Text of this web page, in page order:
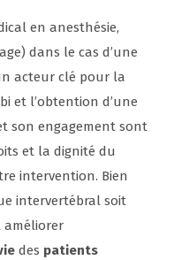
en anesthésie,
dans le cas d’une
acteur clé pour la
et l’obtention d’une
son engagement sont
et la dignité du
intervention. Bien
intervertébral soit
améliorer
des patients